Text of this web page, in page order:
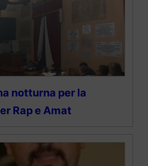
notturna per la
Rap e Amat